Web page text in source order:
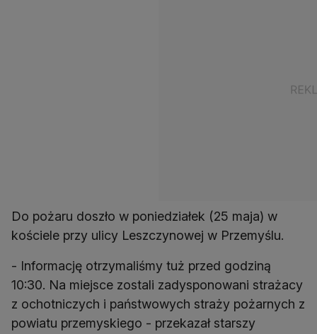
Do pożaru doszło w poniedziałek (25 maja) w
kościele przy ulicy Leszczynowej w Przemyślu.
- Informację otrzymaliśmy tuż przed godziną
10:30. Na miejsce zostali zadysponowani strażacy
z ochotniczych i państwowych straży pożarnych z
powiatu przemyskiego - przekazał starszy